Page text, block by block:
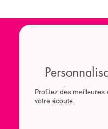
Profitez des meilleures
votre écoute.